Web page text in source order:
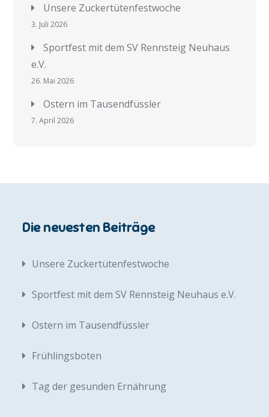
Unsere Zuckertütenfestwoche
3. Juli 2026
Sportfest mit dem SV Rennsteig Neuhaus
e.V.
26. Mai 2026
Ostern im Tausendfüssler
7. April 2026
Die neuesten Beiträge
Unsere Zuckertütenfestwoche
Sportfest mit dem SV Rennsteig Neuhaus e.V.
Ostern im Tausendfüssler
Frühlingsboten
Tag der gesunden Ernährung